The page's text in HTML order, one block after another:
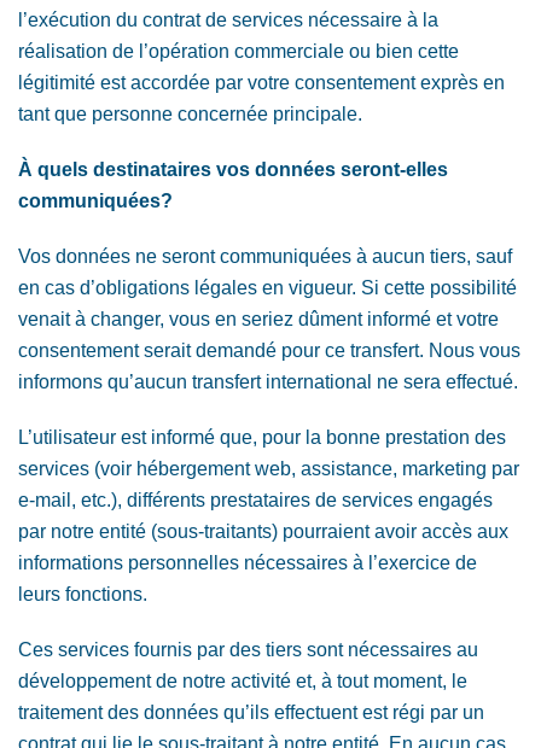
l’exécution du contrat de services nécessaire à la
réalisation de l’opération commerciale ou bien cette
légitimité est accordée par votre consentement exprès en
tant que personne concernée principale.
À quels destinataires vos données seront-elles
communiquées?
Vos données ne seront communiquées à aucun tiers, sauf
en cas d’obligations légales en vigueur. Si cette possibilité
venait à changer, vous en seriez dûment informé et votre
consentement serait demandé pour ce transfert. Nous vous
informons qu’aucun transfert international ne sera effectué.
L’utilisateur est informé que, pour la bonne prestation des
services (voir hébergement web, assistance, marketing par
e-mail, etc.), différents prestataires de services engagés
par notre entité (sous-traitants) pourraient avoir accès aux
informations personnelles nécessaires à l’exercice de
leurs fonctions.
Ces services fournis par des tiers sont nécessaires au
développement de notre activité et, à tout moment, le
traitement des données qu’ils effectuent est régi par un
contrat qui lie le sous-traitant à notre entité. En aucun cas,